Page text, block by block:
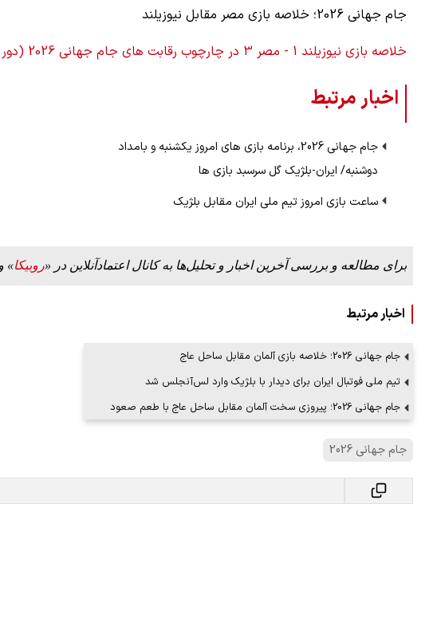
جام جهانی 2026؛ خلاصه بازی مصر مقابل نیوزیلند
خلاصه بازی نیوزیلند 1 - مصر 3 در چارچوب رقابت های جام جهانی 2026 (دور دوم - گروه G)
اخبار مرتبط
جام جهانی 2026، برنامه بازی های امروز یکشنبه و بامداد
دوشنبه/ ایران-بلژیک گل سرسبد بازی ها
ساعت بازی امروز تیم ملی ایران مقابل بلژیک
برای مطالعه و بررسی آخرین اخبار و تحلیل‌ها به کانال اعتمادآنلاین در «روبیکا»
اخبار مرتبط
جام جهانی 2026؛ خلاصه بازی آلمان مقابل ساحل عاج
تیم ملی فوتبال ایران برای دیدار با بلژیک وارد لس‌آنجلس شد
جام جهانی 2026؛ پیروزی سخت آلمان مقابل ساحل عاج با طعم صعود
جام جهانی 2026